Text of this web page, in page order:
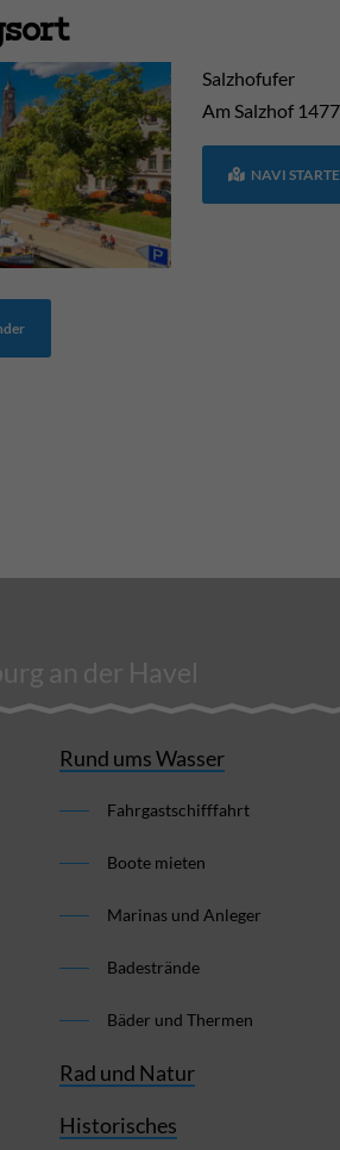
Salzhofufer
Am Salzhof
NAVI
an der Havel
Rund ums Wasser
Fahrgastschifffahrt
Boote mieten
Marinas und Anleger
Badestrände
Bäder und Thermen
Rad und Natur
Historisches